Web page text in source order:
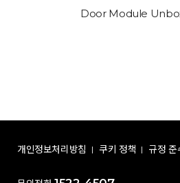
Door Module
개인정보처리방침 쿠키 정책 규정 준